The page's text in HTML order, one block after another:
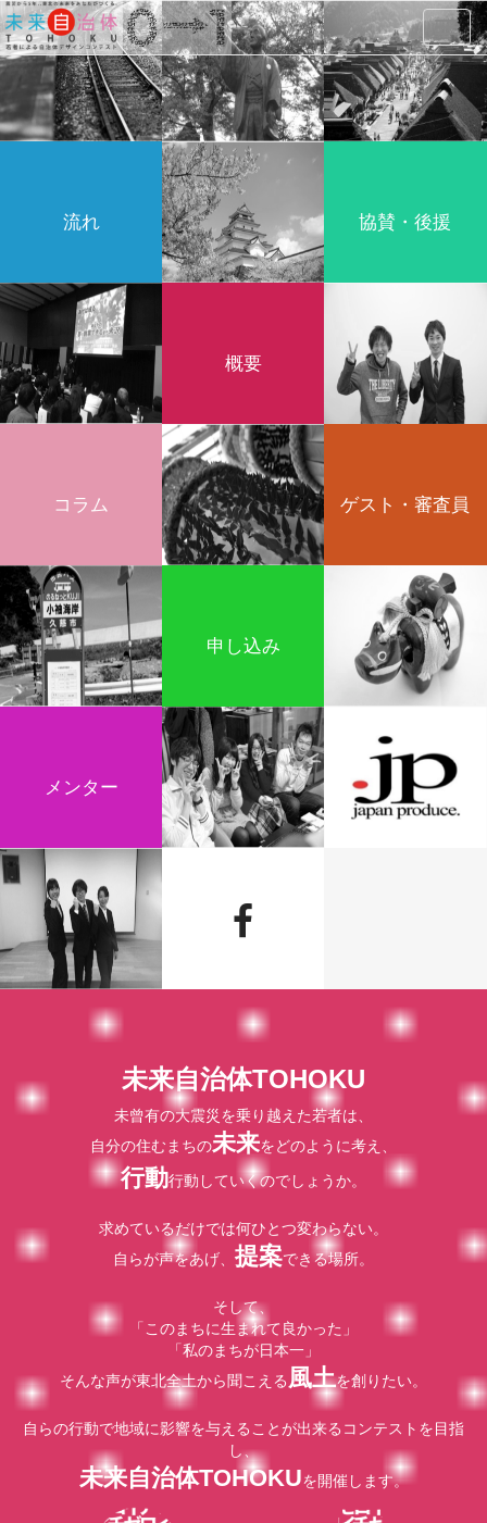
流れ 協賛・後援
概要
コラム ゲスト・審査員
申し込み
メンター
未来自治体TOHOKU
未曾有の大震災を乗り越えた若者は、
自分の住むまちの未来をどのように考え、
行動行動していくのでしょうか。
求めているだけでは何ひとつ変わらない。
自らが声をあげ、 提案できる場所。
そして、
「このまちに生まれて良かった」
「私のまちが日本一」
そんな声が東北全土から聞こえる風土を創りたい。
自らの行動で地域に影響を与えることが出来るコンテストを目指
し、
未来自治体TOHOKUを開催します。